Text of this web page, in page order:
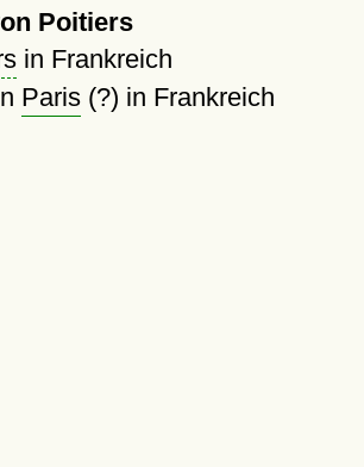
Poitiers
in Frankreich
Paris(?) in Frankreich